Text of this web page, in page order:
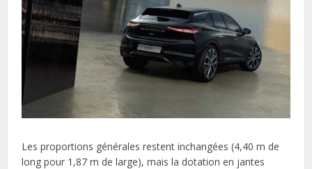
Les proportions générales restent inchangées (4,40 m de
long pour 1,87 m de large), mais la dotation en jantes